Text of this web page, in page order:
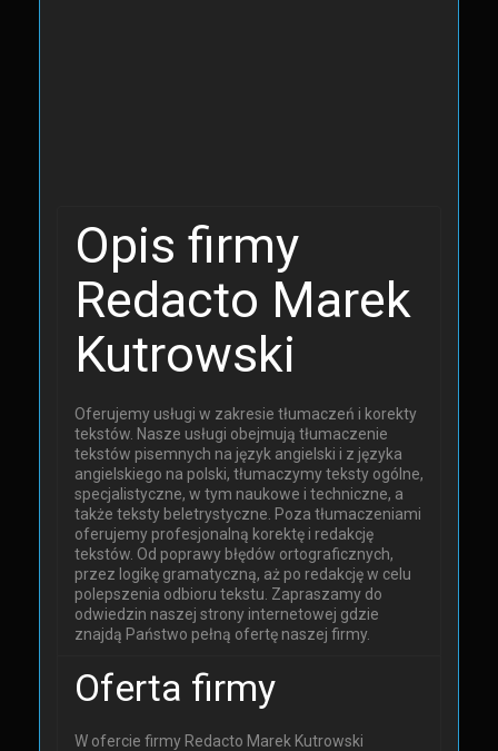
Opis firmy
Redacto Marek
Kutrowski
Oferujemy usługi w zakresie tłumaczeń i korekty
tekstów. Nasze usługi obejmują tłumaczenie
tekstów pisemnych na język angielski i z języka
angielskiego na polski, tłumaczymy teksty ogólne,
specjalistyczne, w tym naukowe i techniczne, a
także teksty beletrystyczne. Poza tłumaczeniami
oferujemy profesjonalną korektę i redakcję
tekstów. Od poprawy błędów ortograficznych,
przez logikę gramatyczną, aż po redakcję w celu
polepszenia odbioru tekstu. Zapraszamy do
odwiedzin naszej strony internetowej gdzie
znajdą Państwo pełną ofertę naszej firmy.
Oferta firmy
W ofercie firmy Redacto Marek Kutrowski